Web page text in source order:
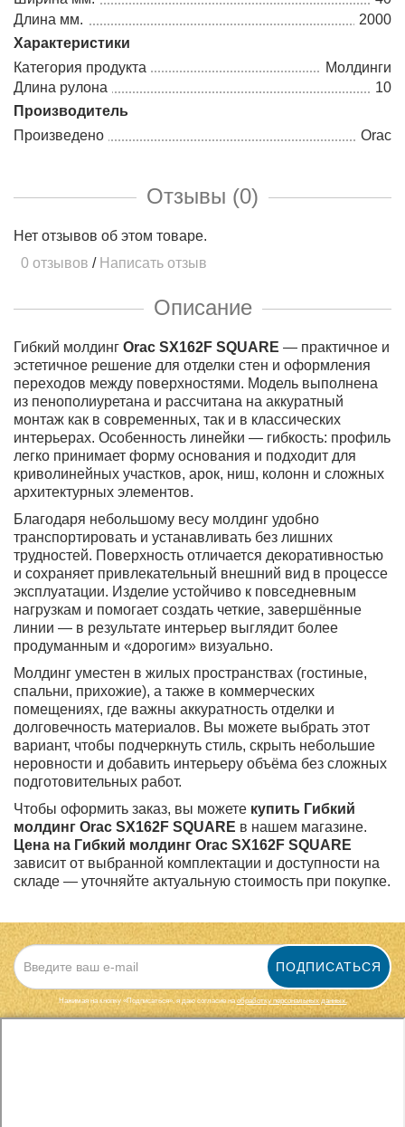
Длина мм.
2000
Характеристики
Категория продукта
Молдинги
Длина рулона
10
Производитель
Произведено
Orac
Отзывы (0)
Нет отзывов об этом товаре.
0 отзывов / Написать отзыв
Описание
Гибкий молдинг Orac SX162F SQUARE — практичное и
эстетичное решение для отделки стен и оформления
переходов между поверхностями. Модель выполнена
из пенополиуретана и рассчитана на аккуратный
монтаж как в современных, так и в классических
интерьерах. Особенность линейки — гибкость: профиль
легко принимает форму основания и подходит для
криволинейных участков, арок, ниш, колонн и сложных
архитектурных элементов.
Благодаря небольшому весу молдинг удобно
транспортировать и устанавливать без лишних
трудностей. Поверхность отличается декоративностью
и сохраняет привлекательный внешний вид в процессе
эксплуатации. Изделие устойчиво к повседневным
нагрузкам и помогает создать четкие, завершённые
линии — в результате интерьер выглядит более
продуманным и «дорогим» визуально.
Молдинг уместен в жилых пространствах (гостиные,
спальни, прихожие), а также в коммерческих
помещениях, где важны аккуратность отделки и
долговечность материалов. Вы можете выбрать этот
вариант, чтобы подчеркнуть стиль, скрыть небольшие
неровности и добавить интерьеру объёма без сложных
подготовительных работ.
Чтобы оформить заказ, вы можете купить Гибкий
молдинг Orac SX162F SQUARE в нашем магазине.
Цена на Гибкий молдинг Orac SX162F SQUARE
зависит от выбранной комплектации и доступности на
складе — уточняйте актуальную стоимость при покупке.
ПОДПИСАТЬСЯ
Нажимая на кнопку «Подписаться», я даю cогласие наобработку персональных данных.